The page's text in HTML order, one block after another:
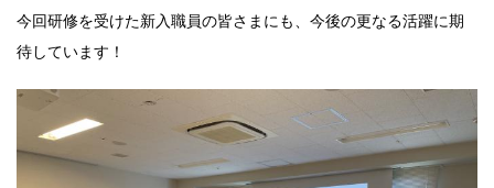
今回研修を受けた新入職員の皆さまにも、今後の更なる活躍に期
待しています！